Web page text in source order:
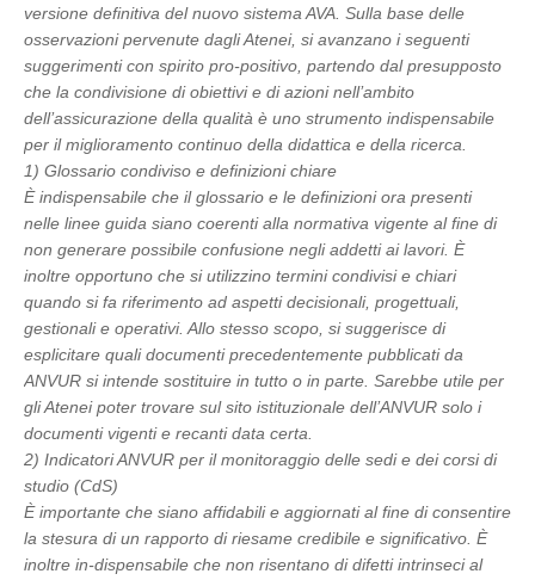
versione definitiva del nuovo sistema AVA. Sulla base delle
osservazioni pervenute dagli Atenei, si avanzano i seguenti
suggerimenti con spirito pro-positivo, partendo dal presupposto
che la condivisione di obiettivi e di azioni nell’ambito
dell’assicurazione della qualità è uno strumento indispensabile
per il miglioramento continuo della didattica e della ricerca.
1) Glossario condiviso e definizioni chiare
È indispensabile che il glossario e le definizioni ora presenti
nelle linee guida siano coerenti alla normativa vigente al fine di
non generare possibile confusione negli addetti ai lavori. È
inoltre opportuno che si utilizzino termini condivisi e chiari
quando si fa riferimento ad aspetti decisionali, progettuali,
gestionali e operativi. Allo stesso scopo, si suggerisce di
esplicitare quali documenti precedentemente pubblicati da
ANVUR si intende sostituire in tutto o in parte. Sarebbe utile per
gli Atenei poter trovare sul sito istituzionale dell’ANVUR solo i
documenti vigenti e recanti data certa.
2) Indicatori ANVUR per il monitoraggio delle sedi e dei corsi di
studio (CdS)
È importante che siano affidabili e aggiornati al fine di consentire
la stesura di un rapporto di riesame credibile e significativo. È
inoltre in-dispensabile che non risentano di difetti intrinseci al